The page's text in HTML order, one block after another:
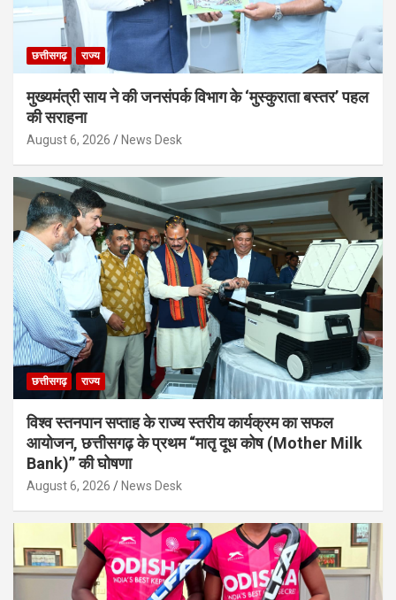
छत्तीसगढ़ राज्य
मुख्यमंत्री साय ने की जनसंपर्क विभाग के ‘मुस्कुराता बस्तर’ पहल
की सराहना
August 6, 2026 News Desk
छत्तीसगढ़ राज्य
विश्व स्तनपान सप्ताह के राज्य स्तरीय कार्यक्रम का सफल
आयोजन, छत्तीसगढ़ के प्रथम “मातृ दूध कोष (Mother Milk
Bank)” की घोषणा
August 6, 2026 News Desk